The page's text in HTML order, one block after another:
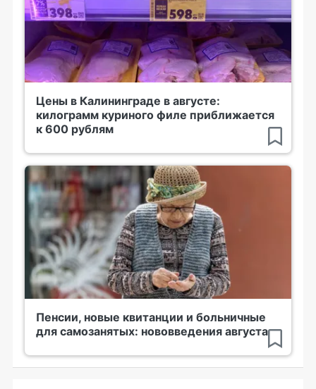
Цены в Калининграде в августе:
килограмм куриного филе приближается
к 600 рублям
Пенсии, новые квитанции и больничные
для самозанятых: нововведения августа